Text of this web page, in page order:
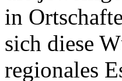
in
sich diese
regionales